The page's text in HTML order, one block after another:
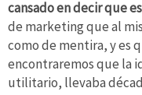
cansado en decir que
de marketing que al
como de mentira, y es
encontraremos que la
utilitario, llevaba